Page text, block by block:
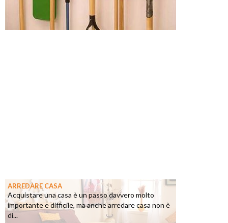
ARREDARE CASA
Acquistare una casa è un passo davvero molto
importante e difficile, ma anche arredare casa non è
di...